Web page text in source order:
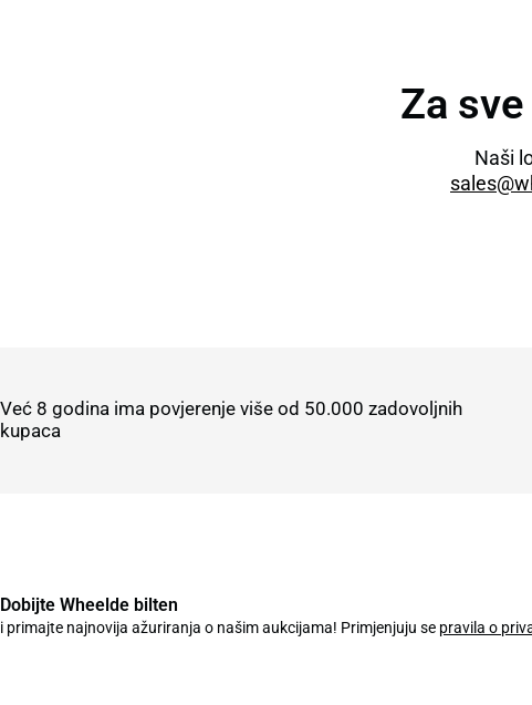
Za
Naši
Već 8 godina ima povjerenje više od 50.000 zadovoljnih
kupaca
Dobijte Wheelde bilten
i primajte najnovija ažuriranja o našim aukcijama! Primjenjuju se pravila o